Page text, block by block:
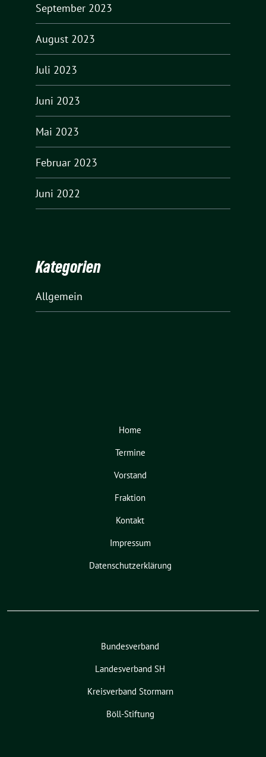
September 2023
August 2023
Juli 2023
Juni 2023
Mai 2023
Februar 2023
Juni 2022
Kategorien
Allgemein
Home
Termine
Vorstand
Fraktion
Kontakt
Impressum
Datenschutzerklärung
Bundesverband
Landesverband SH
Kreisverband Stormarn
Böll-Stiftung